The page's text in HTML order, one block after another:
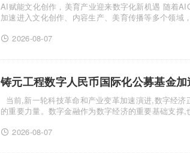
AI赋能文化创作，美育产业迎来数字化新机遇 随着AIGC（人工智能生成内容）技术快速发展，人工智能正在
加速进入文化创作、内容生产、美育传播等多个领域
2026-08-07
的重要力量。数字金融作为数字经济的重要基础支
2026-08-07